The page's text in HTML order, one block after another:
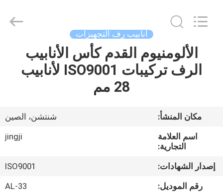
المنزل
حولنا
في
المصنع
أنابيب رف التجهيزات
الألومنيوم القدم كأس الأنابيب
الرف تركيبات ISO9001 لأنابيب
28 مم
مكان المنشأ:
شنتشن، الصين
اسم العلامة
التجارية:
jingji
إصدار الشهادات:
ISO9001
رقم الموديل:
AL-33